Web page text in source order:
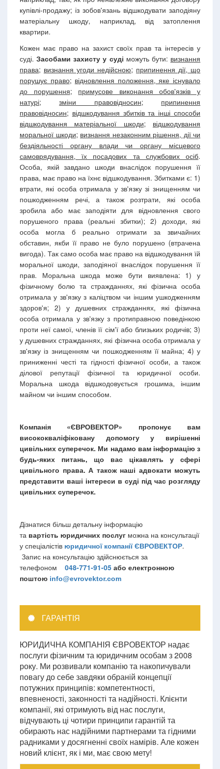
купівлі-продажу; із зобов'язань відшкодувати заподіяну
матеріальну шкоду, наприклад, від затоплення
квартири.
Кожен має право на захист своїх прав та інтересів у
суді.Засобами захисту у суді можуть бути: визнання
права; визнання угоди недійсною; припинення дії, що
порушує право; відновлення положення, яке існувало
до порушення; примусове виконання обов'язків у
натурі;зміни правовідносин; припинення
правовідносин; відшкодування збитків та інші способи
відшкодування матеріальної шкоди; відшкодування
моральної шкоди; визнання незаконним рішення, дії чи
бездіяльності органу влади чи органу місцевого
самоврядування, їх посадових та службових осіб.
Особа, якій завдано шкоди внаслідок порушення її
права, має право на їхнє відшкодування. Збитками є: 1)
втрати, які особа отримала у зв'язку зі знищенням чи
пошкодженням речі, а також розтрати, які особа
зробила або має заподіяти для відновлення свого
порушеного права (реальні збитки); 2) доходи, які
особа могла б реально отримати за звичайних
обставин, якби її право не було порушено (втрачена
вигода). Так само особа має право на відшкодування їй
моральної шкоди, заподіяної внаслідок порушення її
прав. Моральна шкода може бути виявлена: 1) у
фізичному болю та стражданнях, які фізична особа
отримала у зв'язку з каліцтвом чи іншим ушкодженням
здоров'я; 2) у душевних стражданнях, які фізична
особа отримала у зв'язку з протиправною поведінкою
проти неї самої, членів її сім'ї або близьких родичів; 3)
у душевних стражданнях, які фізична особа отримала у
зв'язку із знищенням чи пошкодженням її майна; 4) у
приниженні честі та гідності фізичної особи, а також
ділової репутації фізичної та юридичної особи.
Моральна шкода відшкодовується грошима, іншим
майном чи іншим способом.
Компанія «ЄВРОВЕКТОР» пропонує вам
висококваліфіковану допомогу у вирішенні
цивільних суперечок. Ми надамо вам інформацію з
будь-яких питань, що вас цікавлять у сфері
цивільного права. А також наші адвокати можуть
представити ваші інтереси в суді під час розгляду
цивільних суперечок.
Дізнатися більш детальну інформацію
та вартість юридичних послуг можна на консультації
у спеціалістів юридичної компанії ЄВРОВЕКТОР.
Запис на консультацію здійснюється за
телефоном
048-771-91-05 або електронною
поштою info@evrovektor.com
ГАРАНТІЯ
ЮРИДИЧНА КОМПАНІЯ ЄВРОВЕКТОР надає
послуги фізичним та юридичним особам з 2008
року. Ми розвивали компанію та накопичували
повагу до себе завдяки обраній концепції
потужних принципів: компетентності,
впевненості, законності та надійності. Клієнти
компанії, які отримують від нас послуги,
відчувають ці чотири принципи гарантій та
обирають нас надійними партнерами та гідними
радниками у досягненні своїх намірів. Але кожен
новий клієнт, як і ми, має свою мету!